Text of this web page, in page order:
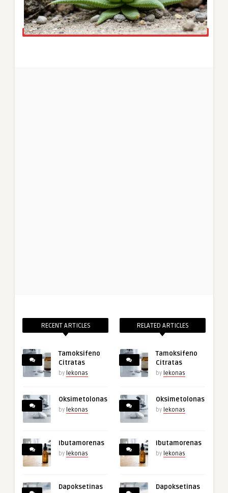
RECENT ARTICLES
Tamoksifeno
Citratas
by lekonas
Oksimetolonas
by lekonas
Ibutamorenas
by lekonas
Dapoksetinas
RELATED ARTICLES
Tamoksifeno
Citratas
by lekonas
Oksimetolonas
by lekonas
Ibutamorenas
by lekonas
Dapoksetinas